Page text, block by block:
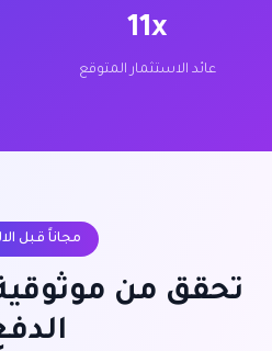
11x
عائد الاستثمار المتوقع
مجاناً قبل
تحقق من